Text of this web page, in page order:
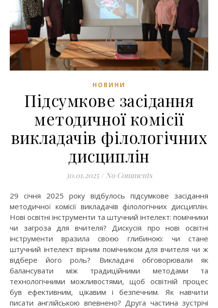
НОВИНИ
Підсумкове засідання
методичної комісії
викладачів філологічних
дисциплін
30.01.2025 / No Comments
29 січня 2025 року відбулось підсумкове засідання
методичної комісії викладачів філологічних дисциплін.
Нові освітні інструменти та штучний інтелект: помічники
чи загроза для вчителя? Дискусія про нові освітні
інструменти вразила своєю глибиною: чи стане
штучний інтелект вірним помічником для вчителя чи ж
відбере його роль? Викладачі обговорювали як
балансувати між традиційними методами та
технологічними можливостями, щоб освітній процес
був ефективним, цікавим і безпечним. Як навчити
писати англійською впевнено? Друга частина зустрічі